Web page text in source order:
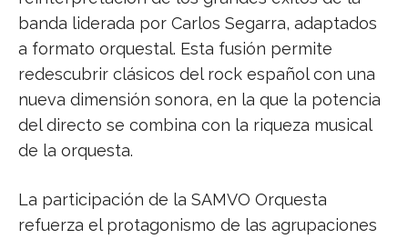
banda liderada por Carlos Segarra, adaptados
a formato orquestal. Esta fusión permite
redescubrir clásicos del rock español con una
nueva dimensión sonora, en la que la potencia
del directo se combina con la riqueza musical
de la orquesta.
La participación de la SAMVO Orquesta
refuerza el protagonismo de las agrupaciones